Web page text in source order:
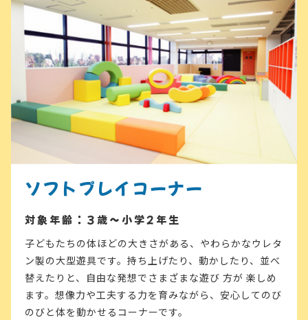
ソフトプレイコーナー
対象年齢：3歳～小学2年生
子どもたちの体ほどの大きさがある、やわらかなウレタ
ン製の大型遊具です。持ち上げたり、動かしたり、並べ
替えたりと、自由な発想でさまざまな遊び 方が 楽しめ
ます。想像力や工夫する力を育みながら、安心してのび
のびと体を動かせるコーナーです。